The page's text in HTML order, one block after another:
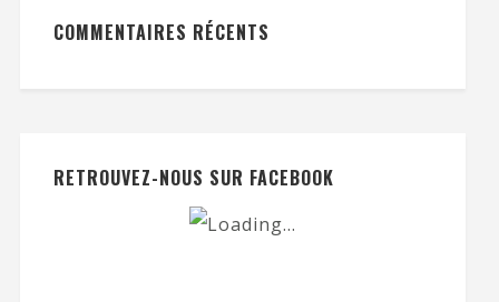
COMMENTAIRES RÉCENTS
RETROUVEZ-NOUS SUR FACEBOOK